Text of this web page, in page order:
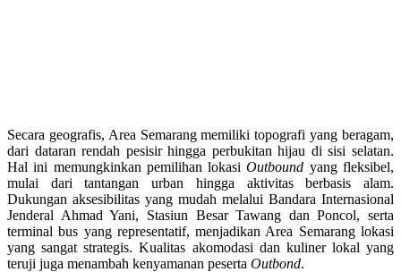
Secara geografis, Area Semarang memiliki topografi yang beragam,
dari dataran rendah pesisir hingga perbukitan hijau di sisi selatan.
Hal ini memungkinkan pemilihan lokasiOutbound yang fleksibel,
mulai dari tantangan urban hingga aktivitas berbasis alam.
Dukungan aksesibilitas yang mudah melalui Bandara Internasional
Jenderal Ahmad Yani, Stasiun Besar Tawang dan Poncol, serta
terminal bus yang representatif, menjadikan Area Semarang lokasi
yang sangat strategis. Kualitas akomodasi dan kuliner lokal yang
teruji juga menambah kenyamanan peserta Outbond.